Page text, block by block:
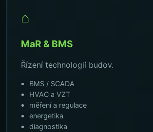
⌂
MaR & BMS
Řízení technologií budov.
BMS / SCADA
HVAC a VZT
měření a regulace
energetika
diagnostika